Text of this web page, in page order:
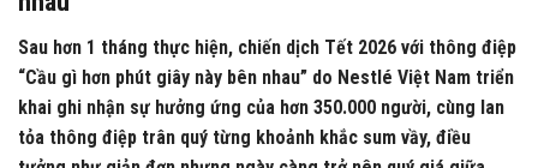
Sau hơn 1 tháng thực hiện, chiến dịch Tết 2026 với thông điệp
“Cầu gì hơn phút giây này bên nhau” do Nestlé Việt Nam triển
khai ghi nhận sự hưởng ứng của hơn 350.000 người, cùng lan
tỏa thông điệp trân quý từng khoảnh khắc sum vầy, điều